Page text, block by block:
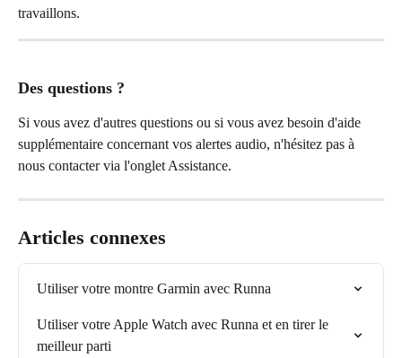
travaillons.
Des questions ?
Si vous avez d'autres questions ou si vous avez besoin d'aide
supplémentaire concernant vos alertes audio, n'hésitez pas à
nous contacter via l'onglet Assistance.
Articles connexes
Utiliser votre montre Garmin avec Runna
Utiliser votre Apple Watch avec Runna et en tirer le
meilleur parti